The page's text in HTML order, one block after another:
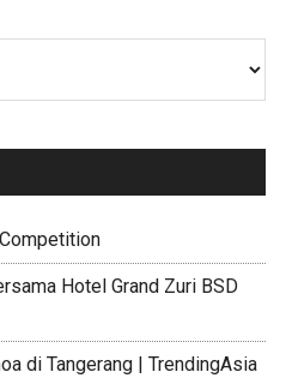
Hotel Grand Zuri BSD
di Tangerang | TrendingAsia